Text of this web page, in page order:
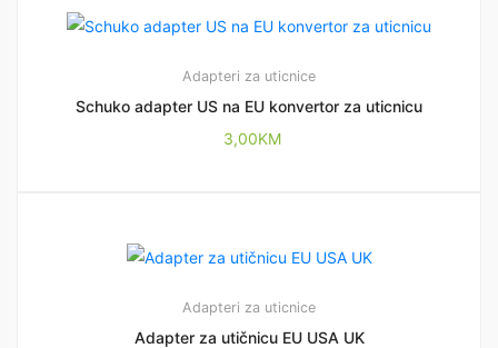
Adapteri za uticnice
Schuko adapter US na EU konvertor za uticnicu
3,00KM
Adapteri za uticnice
Adapter za utičnicu EU USA UK